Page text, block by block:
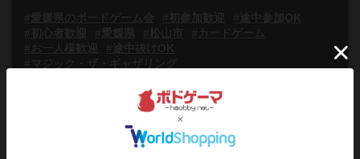
#愛媛県のボードゲーム会
#初参加歓迎
#途中参加OK
#初心者歓迎
#愛媛県 #松山市
#カードゲーム
#お一人様歓迎
#途中抜けOK
#マジック・ザ・ギャザリング
月09 日 日曜日
13:00～15:45